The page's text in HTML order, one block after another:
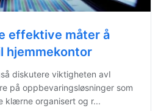
effektive måter å
hjemmekontor
diskutere viktigheten avI
på oppbevaringsløsninger som
klærne organisert og r...